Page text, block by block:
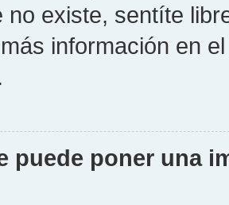
no existe, sentíte
información en
puede poner una